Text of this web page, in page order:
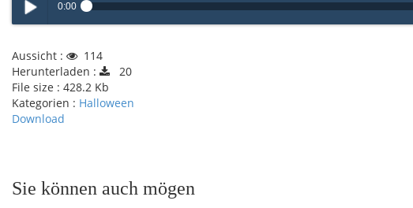
Play /
0:00
Aussicht :
114
Herunterladen :
20
File size : 428.2 Kb
Kategorien : Halloween
Download
Sie können auch mögen